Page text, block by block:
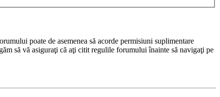
poate de asemenea să acorde permisiuni suplimentare
să vă asiguraţi că aţi citit regulile forumului înainte să navigaţi pe